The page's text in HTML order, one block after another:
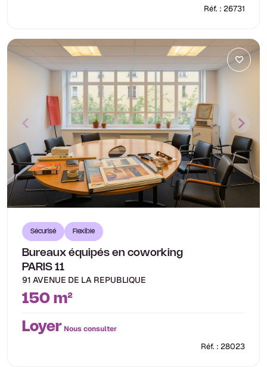
Réf. : 26731
Sécurisé Flexible
Bureaux équipés en coworking
PARIS 11
91 AVENUE DE LA REPUBLIQUE
150 m²
Loyer Nous consulter
Réf. : 28023